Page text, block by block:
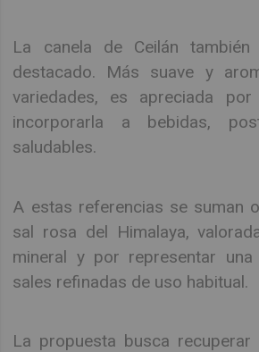
La canela de Ceilán
destacado. Más suave y
variedades, es apreciada por
incorporarla a bebidas,
saludables.
A estas referencias se suman
sal rosa del Himalaya,
mineral y por representar
sales refinadas de uso habitual.
La propuesta busca recuperar